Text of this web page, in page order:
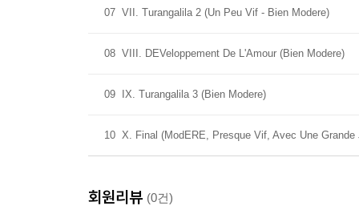
07 VII. Turangalila 2 (Un Peu Vif - Bien Modere)
08 VIII. DEVeloppement De L'Amour (Bien Modere)
09 IX. Turangalila 3 (Bien Modere)
10 X. Final (ModERE, Presque Vif, Avec Une Grande
회원리뷰 (0건)